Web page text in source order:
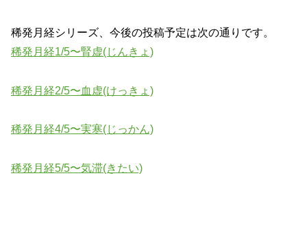
稀発月経シリーズ、今後の投稿予定は次の通りです。
稀発月経1/5〜腎虚(じんきょ)
稀発月経2/5〜血虚(けっきょ)
稀発月経4/5〜実寒(じっかん)
稀発月経5/5〜気滞(きたい)